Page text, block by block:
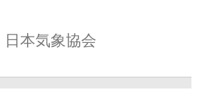
日本気象協会